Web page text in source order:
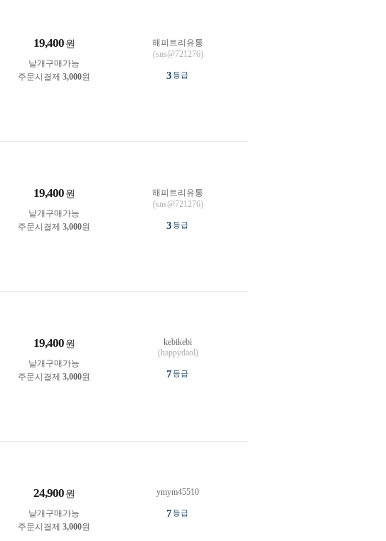
19,400 원
낱개구매가능
주문시결제 3,000원
해피트리유통
(sns@721276)
3등급
19,400 원
낱개구매가능
주문시결제 3,000원
해피트리유통
(sns@721276)
3등급
19,400 원
낱개구매가능
주문시결제 3,000원
kebikebi
(happydaol)
7등급
24,900 원
낱개구매가능
주문시결제 3,000원
ymym45510
7등급